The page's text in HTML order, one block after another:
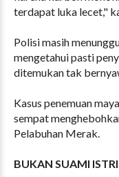
terdapat luka lecet,"
Polisi masih
mengetahui pasti
ditemukan tak
Kasus penemuan
sempat
Pelabuhan Merak.
BUKAN SUAMI ISTRI